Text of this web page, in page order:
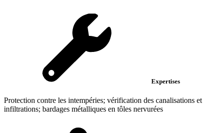
Expertises
Protection contre les intempéries; vérification des canalisations et
infiltrations; bardages métalliques en tôles nervurées